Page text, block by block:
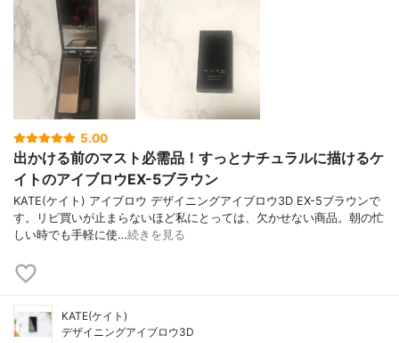
5.00
出かける前のマスト必需品！すっとナチュラルに描けるケ
イトのアイブロウEX-5ブラウン
KATE(ケイト) アイブロウ デザイニングアイブロウ3D EX-5ブラウンで
す。リピ買いが止まらないほど私にとっては、欠かせない商品。朝の忙
しい時でも手軽に使…続きを見る
KATE(ケイト)
デザイニングアイブロウ3D